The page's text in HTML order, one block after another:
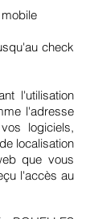
check
l'utilisation
l'adresse
logiciels,
localisation
que vous
l'accès au